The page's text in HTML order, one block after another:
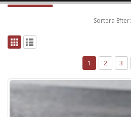
Sortera Efter:
1 2 3